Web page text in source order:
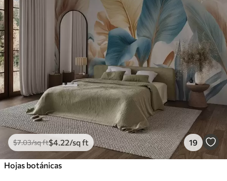
$7.03/sq ft$4 .22/sq ft 19
Hojas botánicas